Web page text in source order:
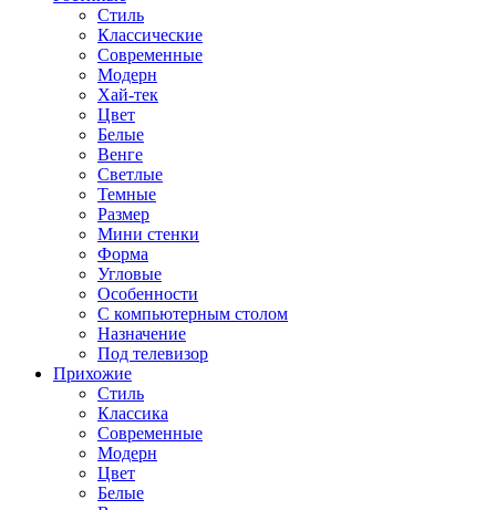
Стиль
Классические
Современные
Модерн
Хай-тек
Цвет
Белые
Венге
Светлые
Темные
Размер
Мини стенки
Форма
Угловые
Особенности
С компьютерным столом
Назначение
Под телевизор
Прихожие
Стиль
Классика
Современные
Модерн
Цвет
Белые